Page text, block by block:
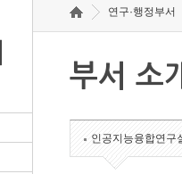
연구·행정부서
부서 소
인공지능융합연구